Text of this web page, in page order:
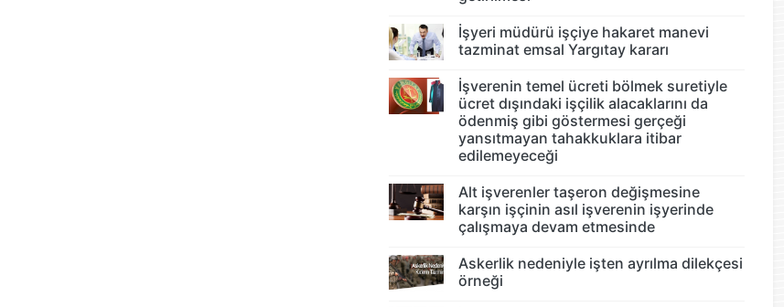
İşyeri müdürü işçiye hakaret manevi
tazminat emsal Yargıtay kararı
İşverenin temel ücreti bölmek suretiyle
ücret dışındaki işçilik alacaklarını da
ödenmiş gibi göstermesi gerçeği
yansıtmayan tahakkuklara itibar
edilemeyeceği
Alt işverenler taşeron değişmesine
karşın işçinin asıl işverenin işyerinde
çalışmaya devam etmesinde
Askerlik nedeniyle işten ayrılma dilekçesi
örneği